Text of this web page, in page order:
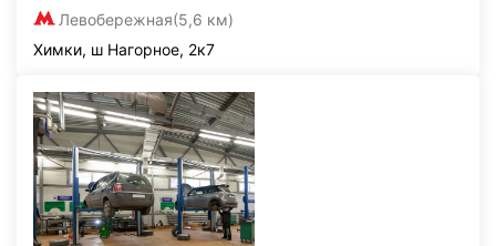
Левобережная(5,6 км)
Химки, ш Нагорное, 2к7